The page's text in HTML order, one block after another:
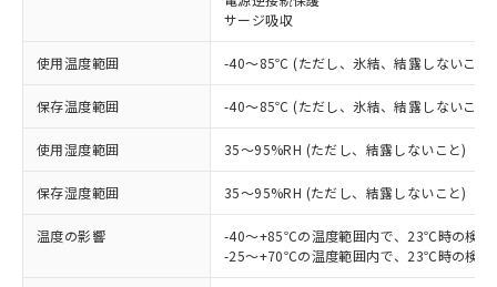
サージ吸収
使用温度範囲 -40～85℃ (ただし、氷結、結露しないこと)
保存温度範囲 -40～85℃ (ただし、氷結、結露しないこと)
使用湿度範囲 35～95%RH (ただし、結露しないこと)
保存湿度範囲 35～95%RH (ただし、結露しないこと)
温度の影響
-40～+85℃の温度範囲内で、23℃時の検
-25～+70℃の温度範囲内で、23℃時の検
ご利用条件
以下の条件をお読みいただき、同意のうえ
本サービスは、当社制御機器事業取扱
商品の当社在庫状況および標準価格
(税抜)を提供させていただくもので
当社制御機器事業取扱商品の中には、
本サービスの対象外となる商品もある
対応予定：EU RoHS指令（10物質）の非含
有に対応した製品に切り替える予定のある
商品です。
対応予定なし：EU RoHS指令（10物質）の
非含有に非対応の商品で、対応品を出す予
定はありません。
調査・確認中：EU RoHS指令（10物質）の
非含有の対応状況を調査中または確認中の
商品です。
非該当品：ライセンス料など無形物で、有
害物質有無と関係のない商品です。
仕入先様の事情により、非含有部品として
※1 中国RoHS○×表
「○」：最大均質材料含有率が中国RoHSの
基準値以下であることを示します。
「×」：最大均質材料含有率が中国RoHSの